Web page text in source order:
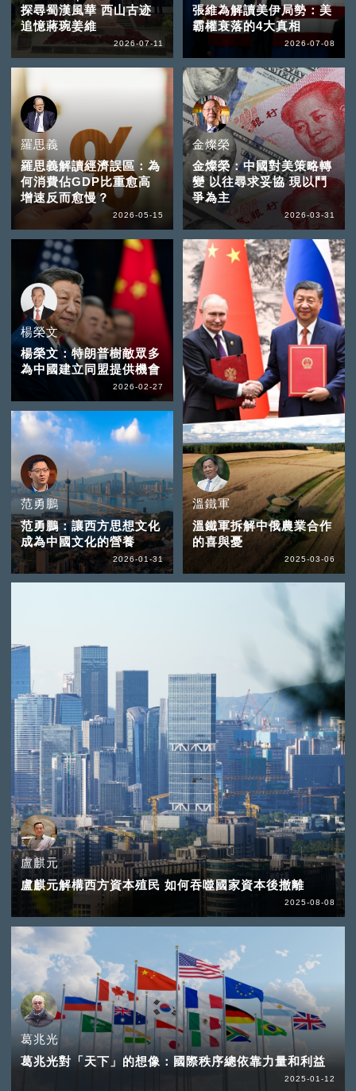
探尋蜀漢風華 西山古迹
追憶蔣琬姜維
2026-07-11
張維為解讀美伊局勢：美
霸權衰落的4大真相
2026-07-08
羅思義
羅思義解讀經濟誤區：為
何消費佔GDP比重愈高
增速反而愈慢？
2026-05-15
金燦榮
金燦榮：中國對美策略轉
變 以往尋求妥協 現以鬥
爭為主
2026-03-31
楊榮文
楊榮文：特朗普樹敵眾多
為中國建立同盟提供機會
2026-02-27
范勇鵬
范勇鵬：讓西方思想文化
成為中國文化的營養
2026-01-31
盧麒元
盧麒元解構西方資本殖民 如何吞噬國家資本後撤離
2025-08-08
溫鐵軍
溫鐵軍拆解中俄農業合作
的喜與憂
2025-03-06
葛兆光
葛兆光對「天下」的想像：國際秩序總依靠力量和利益
2025-01-12